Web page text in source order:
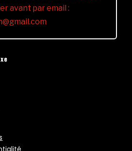
avant par email :